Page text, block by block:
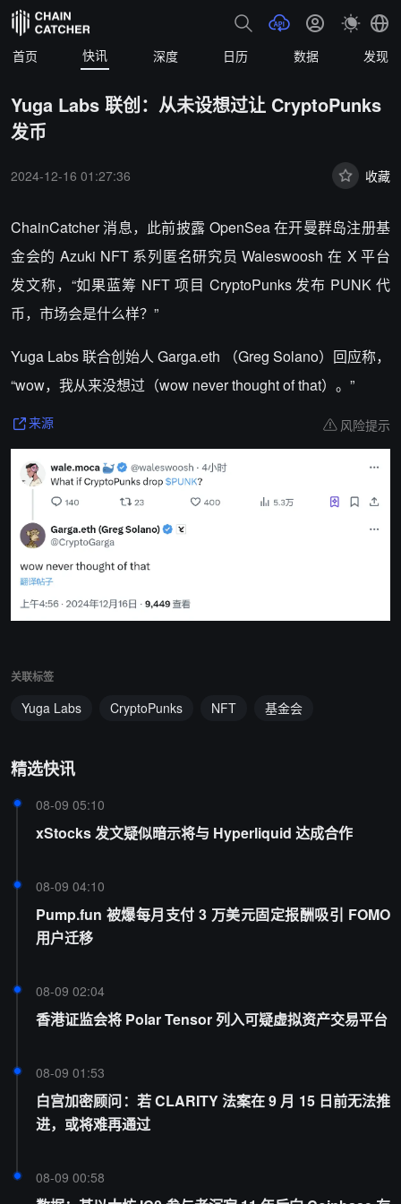
首页 快讯 深度 日历 数据 发现
Yuga Labs 联创：从未设想过让 CryptoPunks
发币
2024-12-16 01:27:36 收藏
ChainCatcher 消息，此前披露 OpenSea 在开曼群岛注册基
金会的 Azuki NFT 系列匿名研究员 Waleswoosh 在 X 平台
发文称，“如果蓝筹 NFT 项目 CryptoPunks 发布 PUNK 代
币，市场会是什么样？”
Yuga Labs 联合创始人 Garga.eth （Greg Solano）回应称，
“wow，我从来没想过（wow never thought of that）。”
来源 风险提示
关联标签
Yuga Labs CryptoPunks NFT 基金会
精选快讯
08-09 05:10
xStocks 发文疑似暗示将与 Hyperliquid 达成合作
08-09 04:10
Pump.fun 被爆每月支付 3 万美元固定报酬吸引 FOMO
用户迁移
08-09 02:04
香港证监会将 Polar Tensor 列入可疑虚拟资产交易平台
08-09 01:53
白宫加密顾问：若 CLARITY 法案在 9 月 15 日前无法推
进，或将难再通过
08-09 00:58